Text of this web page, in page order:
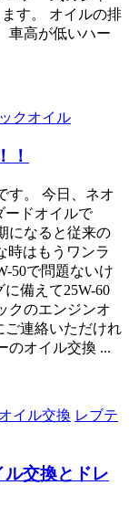
す。 オイルの排
車高が低いハー
クオイル
！
す。 今日、ネオ
ードオイルで
になると従来の
時はもうワンラ
50で問題ないけ
備えて25W-60
クのエンジンオ
ご連絡いただけれ
のオイル交換 ...
イル交換 レブテ
交換とドレ